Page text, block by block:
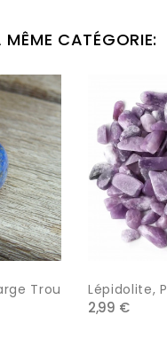
CATÉGORIE:
Trou Lépidolite,
2,99 €